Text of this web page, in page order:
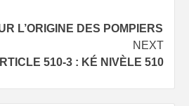
L’ORIGINE DES POMPIERS
NEXT
510-3 : KÉ NIVÈLE 510